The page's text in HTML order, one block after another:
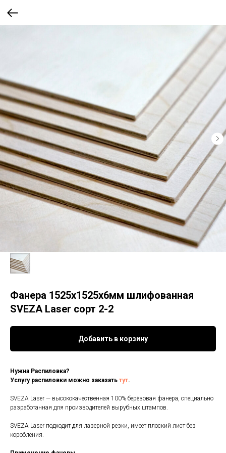
Фанера 1525х1525х6мм шлифованная
SVEZA Laser сорт 2-2
Добавить в корзину
Нужна Распиловка?
Услугу распиловки можно заказать тут.
SVEZA Laser — высококачественная 100% берёзовая фанера, специально
разработанная для производителей вырубных штампов.
SVEZA Laser подходит для лазерной резки, имеет плоский лист без
коробления.